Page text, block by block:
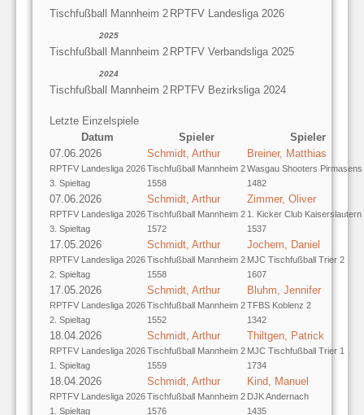
Tischfußball Mannheim 2 RPTFV Landesliga 2026
2025
Tischfußball Mannheim 2 RPTFV Verbandsliga 2025
2024
Tischfußball Mannheim 2 RPTFV Bezirksliga 2024
Letzte Einzelspiele
Datum
Spieler
Spieler
07.06.2026
RPTFV Landesliga 2026
3. Spieltag
Schmidt, Arthur
Tischfußball Mannheim 2
1558
Breiner, Matthias
Wasgau Shooters Pirmasens
1482
07.06.2026
RPTFV Landesliga 2026
3. Spieltag
Schmidt, Arthur
Tischfußball Mannheim 2
1572
Zimmer, Oliver
1. Kicker Club Kaiserslautern
1537
17.05.2026
RPTFV Landesliga 2026
2. Spieltag
Schmidt, Arthur
Tischfußball Mannheim 2
1558
Jochem, Daniel
MJC Tischfußball Trier 2
1607
17.05.2026
RPTFV Landesliga 2026
2. Spieltag
Schmidt, Arthur
Tischfußball Mannheim 2
1552
Bluhm, Jennifer
TFBS Koblenz 2
1342
18.04.2026
RPTFV Landesliga 2026
1. Spieltag
Schmidt, Arthur
Tischfußball Mannheim 2
1559
Thiltgen, Patrick
MJC Tischfußball Trier 1
1734
18.04.2026
RPTFV Landesliga 2026
1. Spieltag
Schmidt, Arthur
Tischfußball Mannheim 2
1576
Kind, Manuel
DJK Andernach
1435